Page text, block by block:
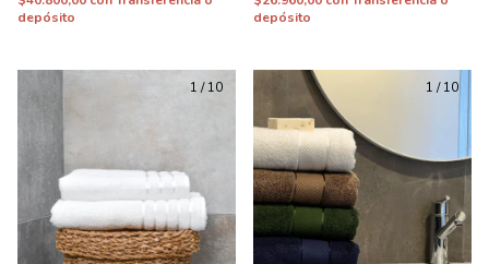
depósito
depósito
1 /10 1 /10